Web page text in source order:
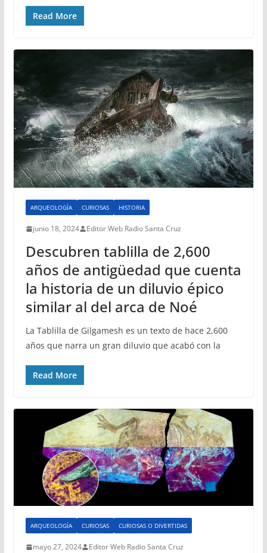
Read More
ARQUEOLOGÍA CURIOSAS HISTORIA
junio 18, 2024 Editor Web Radio Santa Cruz
Descubren tablilla de 2,600
años de antigüedad que cuenta
la historia de un diluvio épico
similar al del arca de Noé
La Tablilla de Gilgamesh es un texto de hace 2,600
años que narra un gran diluvio que acabó con la
Read More
ARQUEOLOGÍA CURIOSAS CURIOSAS O DIVERTIDAS
mayo 27, 2024 Editor Web Radio Santa Cruz